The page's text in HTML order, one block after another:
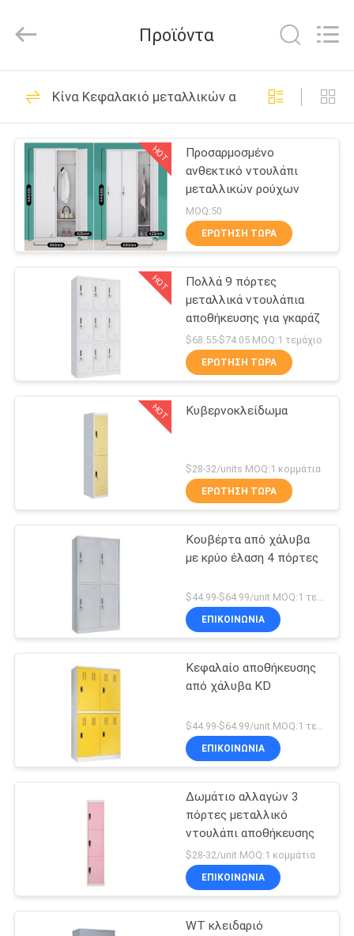
ΣΠΊΤΙ
ΠΡΟΪΌΝΤΑ
ΠΕΡΊΠΟΥ
ΕΜΕΊΣ
ΓΎΡΟΣ
ΕΡΓΟΣΤΑΣΊΩΝ
ΈΛΕΓΧΟΣ
ΜΕ
ΖΗΤΉΣΤΕ
ΈΝΑ
ΑΠΌΣΠΑΣΜΑ
SITEMAP
PRIVACY
Rights
by
Κεφαλακιό
μεταλλικών
αποθεμάτων
49
κλειδώσιμα
ντουλάπια
αρχειοθέτησης
50
Ασφαλές κιβώτιο
Μεταλλικό κινητό
βάθρο
30
Μεταλλικό
ντουλάπι συρτάρων
28
Προϊόντα
Κίνα Κεφαλακιό μεταλλικών αποθεμάτων
HOT
Προσαρμοσμένο
ανθεκτικό ντουλάπι
μεταλλικών ρούχων
MOQ:50
ΕΡΏΤΗΣΗ ΤΏΡΑ
HOT
Πολλά 9 πόρτες
μεταλλικά ντουλάπια
αποθήκευσης για γκαράζ
$68.55-$74.05 MOQ:1 τεμάχιο
ΕΡΏΤΗΣΗ ΤΏΡΑ
HOT Κυβερνοκλείδωμα
$28-32/units MOQ:1 κομμάτια
ΕΡΏΤΗΣΗ ΤΏΡΑ
Κουβέρτα από χάλυβα
με κρύο έλαση 4 πόρτες
$44.99-$64.99/unit MOQ:1 τεμάχιο
ΕΠΙΚΟΙΝΩΝΊΑ
Κεφαλαίο αποθήκευσης
από χάλυβα KD
$44.99-$64.99/unit MOQ:1 τεμάχιο
ΕΠΙΚΟΙΝΩΝΊΑ
Δωμάτιο αλλαγών 3
πόρτες μεταλλικό
ντουλάπι αποθήκευσης
$28-32/unit MOQ:1 κομμάτια
ΕΠΙΚΟΙΝΩΝΊΑ
WT κλειδαριό